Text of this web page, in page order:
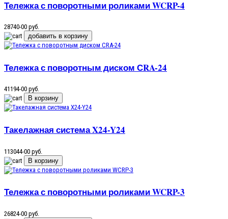
Тележка с поворотными роликами WCRP-4
28740-00 руб.
Тележка с поворотным диском СRA-24
41194-00 руб.
Такелажная система X24-Y24
113044-00 руб.
Тележка с поворотными роликами WCRP-3
26824-00 руб.